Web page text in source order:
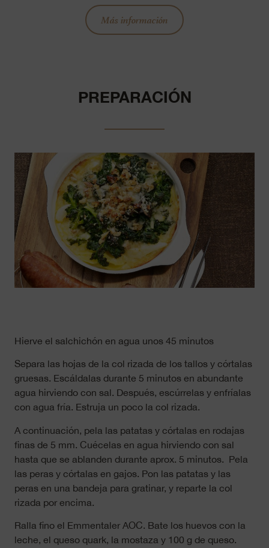
Más información
PREPARACIÓN
Hierve el salchichón en agua unos 45 minutos
Separa las hojas de la col rizada de los tallos y córtalas
gruesas. Escáldalas durante 5 minutos en abundante
agua hirviendo con sal. Después, escúrrelas y enfríalas
con agua fría. Estruja un poco la col rizada.
A continuación, pela las patatas y córtalas en rodajas
finas de 5 mm. Cuécelas en agua hirviendo con sal
hasta que se ablanden durante aprox. 5 minutos. Pela
las peras y córtalas en gajos. Pon las patatas y las
peras en una bandeja para gratinar, y reparte la col
rizada por encima.
Ralla fino el Emmentaler AOC. Bate los huevos con la
leche, el queso quark, la mostaza y 100 g de queso.